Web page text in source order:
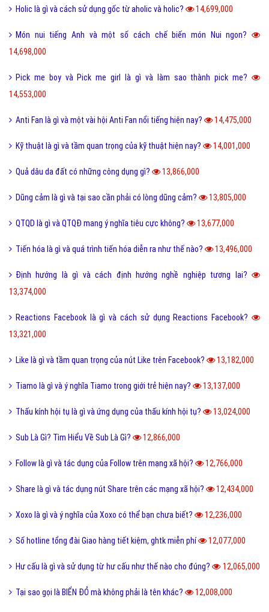
Holic là gì và cách sử dụng gốc từ aholic và holic? 14,699,000
Món nui tiếng Anh và một số cách chế biến món Nui ngon?
14,698,000
Pick me boy và Pick me girl là gì và làm sao thành pick me?
14,553,000
Anti Fan là gì và một vài hội Anti Fan nổi tiếng hiện nay? 14,475,000
Kỹ thuật là gì và tầm quan trọng của kỹ thuật hiện nay? 14,001,000
Quả dâu da đất có những công dụng gì? 13,866,000
Dũng cảm là gì và tại sao cần phải có lòng dũng cảm? 13,805,000
QTQD là gì và QTQĐ mang ý nghĩa tiêu cực không? 13,677,000
Tiến hóa là gì và quá trình tiến hóa diễn ra như thế nào? 13,496,000
Định hướng là gì và cách định hướng nghề nghiệp tương lai?
13,374,000
Reactions Facebook là gì và cách sử dụng Reactions Facebook?
13,321,000
Like là gì và tầm quan trọng của nút Like trên Facebook? 13,182,000
Tiamo là gì và ý nghĩa Tiamo trong giới trẻ hiện nay? 13,137,000
Thấu kính hội tụ là gì và ứng dụng của thấu kính hội tụ? 13,024,000
Sub Là Gì? Tìm Hiểu Về Sub Là Gì? 12,866,000
Follow là gì và tác dụng của Follow trên mạng xã hội? 12,766,000
Share là gì và tác dụng nút Share trên các mạng xã hội? 12,434,000
Xoxo là gì và ý nghĩa của Xoxo có thể bạn chưa biết? 12,236,000
Số hotline tổng đài Giao hàng tiết kiệm, ghtk miễn phí 12,077,000
Hư cấu là gì và sử dụng từ hư cấu như thế nào cho đúng? 12,065,000
Tại sao gọi là BIỂN ĐỎ mà không phải là tên khác? 12,008,000